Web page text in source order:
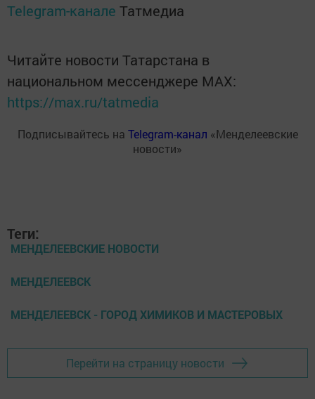
Telegram-канале Татмедиа
Читайте новости Татарстана в
национальном мессенджере MАХ:
https://max.ru/tatmedia
Подписывайтесь на Telegram-канал «Менделеевские
новости»
Теги:
МЕНДЕЛЕЕВСКИЕ НОВОСТИ
МЕНДЕЛЕЕВСК
МЕНДЕЛЕЕВСК - ГОРОД ХИМИКОВ И МАСТЕРОВЫХ
Перейти на страницу новости